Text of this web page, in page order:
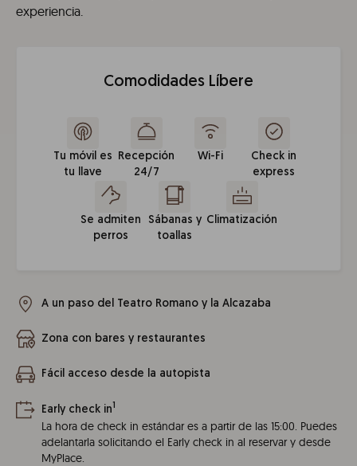
experiencia.
Comodidades Líbere
Tu móvil es
tu llave
Recepción
24/7
Wi-Fi
Check in
express
Se admiten
perros
Sábanas y
toallas
Climatización
A un paso del Teatro Romano y la Alcazaba
Zona con bares y restaurantes
Fácil acceso desde la autopista
Early check in1
La hora de check in estándar es a partir de las 15:00. Puedes
adelantarla solicitando el Early check in al reservar y desde
MyPlace.